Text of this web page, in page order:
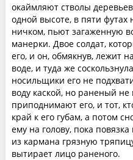
окаймляют стволы
одной высоте, в пяти
ничком, пьют загаженную
манерки. Двое солдат,
его, и он, обмякнув, лежит
воде, и туда же
носильщики его не
воду каской, но раненый
приподнимают его, и тот,
край к его губам, а потом
ему на голову, пока
из кармана грязную
вытирает лицо раненого.